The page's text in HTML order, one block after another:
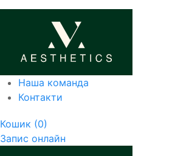
Наша команда
Контакти
Кошик (0)
Запис онлайн